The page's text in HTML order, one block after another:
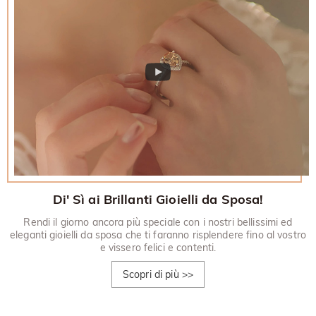
Di' Sì ai Brillanti Gioielli da Sposa!
Rendi il giorno ancora più speciale con i nostri bellissimi ed
eleganti gioielli da sposa che ti faranno risplendere fino al vostro
e vissero felici e contenti.
Scopri di più >>